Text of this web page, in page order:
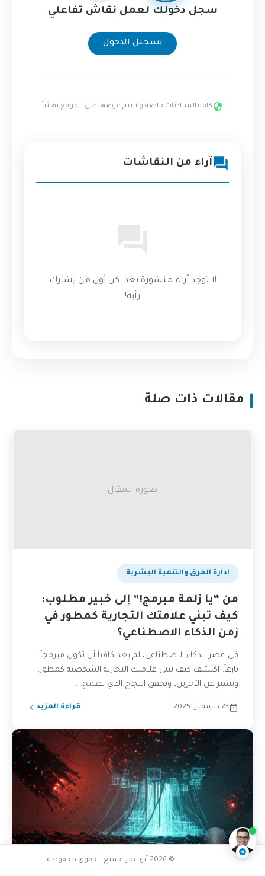
سجل دخولك لعمل نقاش تفاعلي
تسجيل الدخول
كافة المحادثات خاصة ولا يتم عرضها على الموقع نهائياً
آراء من النقاشات
لا توجد آراء منشورة بعد. كن أول من يشارك
رأيه!
مقالات ذات صلة
صورة المقال
ادارة الفرق والتنمية البشرية
من “يا زلمة مبرمج!” إلى خبير مطلوب:
كيف تبني علامتك التجارية كمطور في
زمن الذكاء الاصطناعي؟
في عصر الذكاء الاصطناعي، لم يعد كافياً أن تكون مبرمجاً
بارعاً. اكتشف كيف تبني علامتك التجارية الشخصية كمطور،
وتتميز عن الآخرين، وتحقق النجاح الذي تطمح...
23 ديسمبر، 2025 قراءة المزيد
تفاعل مع الذكاء الاصطناعي
ناقشنا على تليجرام @AbuOmarTech_bot
© 2026 أبو عمر. جميع الحقوق محفوظة.